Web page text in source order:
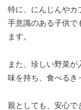
特に、にんじんやカ
手意識のある子供で
ます。
また、珍しい野菜
味を持ち、食べるき
親としても、安心で